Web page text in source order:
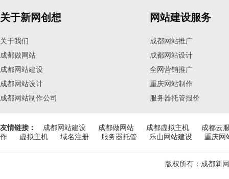
关于新网创想
关于我们
成都做网站
成都网站建设
成都网站设计
成都网站制作公司
网站建设服务
成都网站推广
成都网站设计
全网营销推广
重庆网站制作
服务器托管报价
友情链接： 成都网站建设 成都做网站 成都虚拟主机
成都云
作
虚拟主机 域名注册 服务器托管 乐山网站建设 重庆网
版权所有：成都新